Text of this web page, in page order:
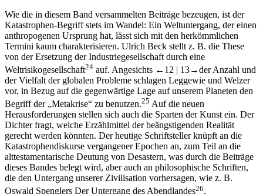
Wie die in diesem Band versammelten Beiträge bezeugen, ist der
Katastrophen-Begriff stets im Wandel: Ein Weltuntergang, der einen
anthropogenen Ursprung hat, lässt sich mit den herkömmlichen
Termini kaum charakterisieren. Ulrich Beck stellt z. B. die These
von der Ersetzung der Industriegesellschaft durch eine
Weltrisikogesellschaft24 auf. Angesichts ←12 | 13→der Anzahl und
der Vielfalt der globalen Probleme schlagen Leggewie und Welzer
vor, in Bezug auf die gegenwärtige Lage auf unserem Planeten den
Begriff der „Metakrise“ zu benutzen.25 Auf die neuen
Herausforderungen stellen sich auch die Sparten der Kunst ein. Der
Dichter fragt, welche Erzählmittel der beängstigenden Realität
gerecht werden könnten. Der heutige Schriftsteller knüpft an die
Katastrophendiskurse vergangener Epochen an, zum Teil an die
alttestamentarische Deutung von Desastern, was durch die Beiträge
dieses Bandes belegt wird, aber auch an philosophische Schriften,
die den Untergang unserer Zivilisation vorhersagen, wie z. B.
Oswald Spenglers Der Untergang des Abendlandes26.